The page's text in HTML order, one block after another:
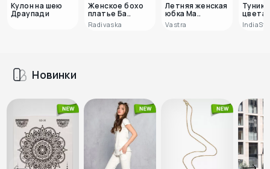
Кулон на шею
Драупади
Женское бохо
платье Ба..
Radivaska
Летняя женская
юбка Ма..
Vastra
Новинки